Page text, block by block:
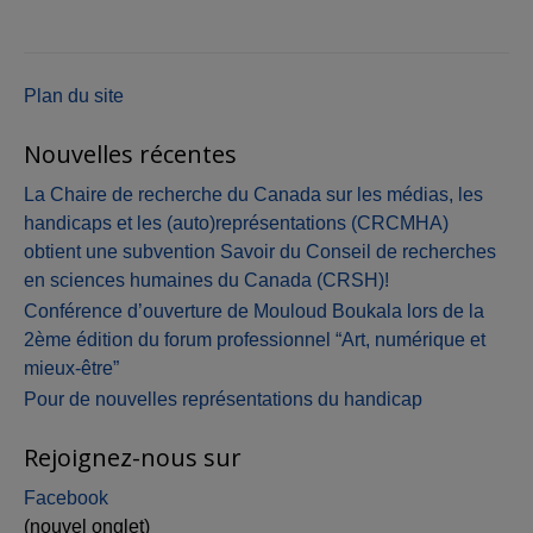
Plan du site
Nouvelles récentes
La Chaire de recherche du Canada sur les médias, les
handicaps et les (auto)représentations (CRCMHA)
obtient une subvention Savoir du Conseil de recherches
en sciences humaines du Canada (CRSH)!
Conférence d’ouverture de Mouloud Boukala lors de la
2ème édition du forum professionnel “Art, numérique et
mieux-être”
Pour de nouvelles représentations du handicap
Rejoignez-nous sur
Facebook
(nouvel onglet)